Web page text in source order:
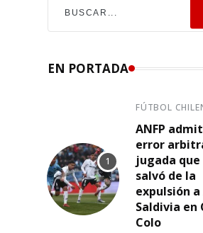
EN PORTADA
FÚTBOL
ANFP
error
jugada que
salvó de la
expulsión a
Saldivia en
Colo